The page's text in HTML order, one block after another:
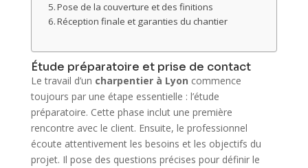
Pose de la couverture et des finitions
Réception finale et garanties du chantier
Étude préparatoire et prise de contact
Le travail d’un charpentier à Lyon commence
toujours par une étape essentielle : l’étude
préparatoire. Cette phase inclut une première
rencontre avec le client. Ensuite, le professionnel
écoute attentivement les besoins et les objectifs du
projet. Il pose des questions précises pour définir le